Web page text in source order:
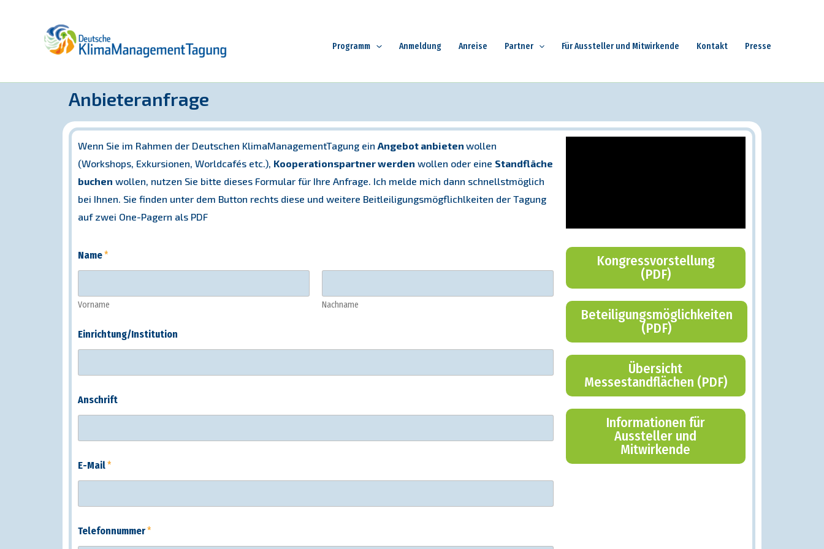
springen
Programm Anmeldung Anreise Partner Für Aussteller und Mitwirkende Kontakt Presse
Anbieteranfrage
Wenn Sie im Rahmen der Deutschen KlimaManagementTagung ein Angebot anbieten wollen
(Workshops, Exkursionen, Worldcafés etc.), Kooperationspartner werden wollen oder eine Standfläche
buchen wollen, nutzen Sie bitte dieses Formular für Ihre Anfrage. Ich melde mich dann schnellstmöglich
bei Ihnen. Sie finden unter dem Button rechts diese und weitere Beitleiligungsmögflichlkeiten der Tagung
auf zwei One-Pagern als PDF
Name*
Vorname Nachname
Einrichtung/Institution
Anschrift
E-Mail*
Telefonnummer*
Kongressvorstellung
(PDF)
Beteiligungsmöglichkeiten
(PDF)
Übersicht
Messestandflächen (PDF)
Informationen für
Aussteller und
Mitwirkende